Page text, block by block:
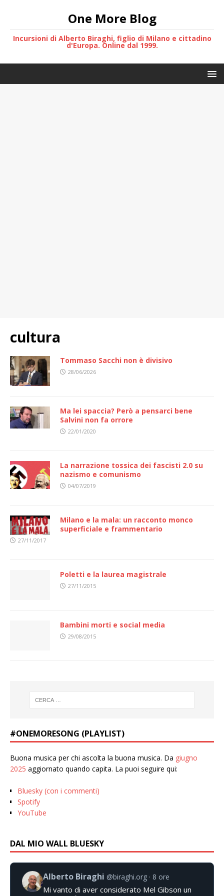
One More Blog
Incursioni di Alberto Biraghi, figlio di Milano e cittadino
d'Europa. Online dal 1999.
cultura
Tommaso Sacchi non è divisivo
28/06/2026
Ma lei spaccia? Però a pensarci bene
Salvini non fa orrore
22/01/2020
La narrazione tossica dei fascisti 2.0 su
nazismo e comunismo
04/07/2019
Milano e la mala: un racconto monco
superficiale e frammentario
27/11/2017
Poletti e la laurea magistrale
27/11/2015
Bambini morti e social media
29/08/2015
#ONEMORESONG (PLAYLIST)
Buona musica per chi ascolta la buona musica. Da giugno
2025 aggiornato quando capita. La puoi seguire qui:
Bluesky (con i commenti)
Spotify
YouTube
DAL MIO WALL BLUESKY
Alberto Biraghi @biraghi.org 8 ore
Mi vanto di aver considerato Mel Gibson un